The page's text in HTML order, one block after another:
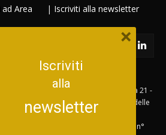
Area | Iscriviti alla newsletter
i diritti riservati. Sede legale Via Eritrea 21 -
Partita IVA e Iscrizione al Registro delle
di Milano: 753480151
Milano n. 306 del 1981 08 08 | R.O.C. n°
Iscriviti
alla
newsletter
×